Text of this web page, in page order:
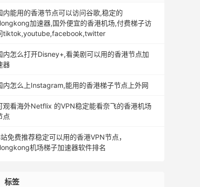
内能用的香港节点可以访问谷歌,稳定的
加速器,国外便宜的香港机场,付费梯子访
tiktok,youtube,facebook,twitter
内怎么打开Disney+,看美剧可以用的香港节点加
器
内怎么上Instagram,能用的香港梯子节点上外网
观看海外Netflix 的VPN稳定能看奈飞的香港机场
点
免费推荐稳定可以用的香港VPN节点，
机场梯子加速器软件排名
标签